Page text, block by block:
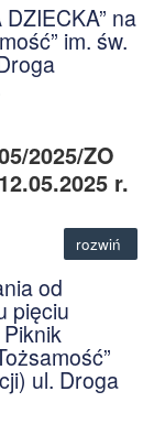
na
im. św.
2025/ZO
12.05.2025 r.
rozwiń
od
pięciu
ul. Droga